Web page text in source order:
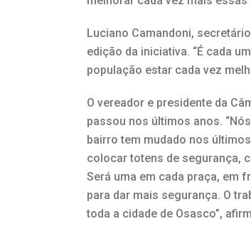
Luciano Camandoni,
edição da iniciativa. “É cada
população estar cada vez
O vereador e presidente da
passou nos últimos anos.
bairro tem mudado nos
colocar totens de segurança,
Será uma em cada praça, em
para dar mais segurança. O
toda a cidade de Osasco”,